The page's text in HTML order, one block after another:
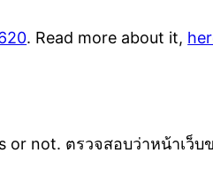
. Read more about it,
not. ตรวจสอบว่าหน้าเว็